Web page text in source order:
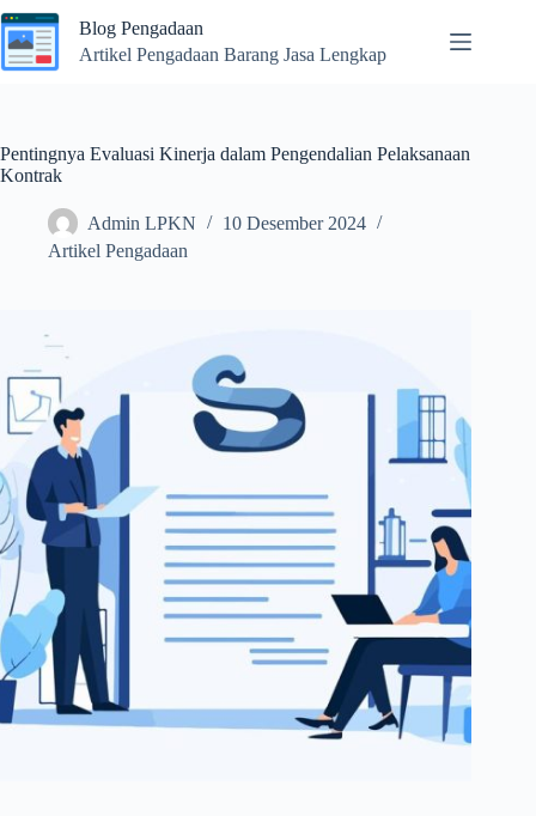
Skip
to
content
Blog Pengadaan
Artikel Pengadaan Barang Jasa Lengkap
Pentingnya Evaluasi Kinerja dalam Pengendalian Pelaksanaan
Kontrak
Admin LPKN
10 Desember 2024
Artikel Pengadaan